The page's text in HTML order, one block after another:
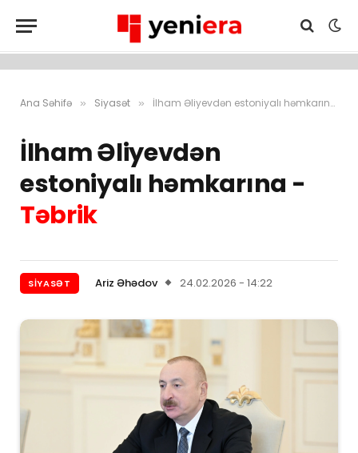
Ana Səhifə » Siyasət » İlham Əliyevdən estoniyalı həmkarına – Təbrik
İlham Əliyevdən
estoniyalı həmkarına -
Təbrik
SIYASƏT Ariz Əhədov 24.02.2026 - 14:22